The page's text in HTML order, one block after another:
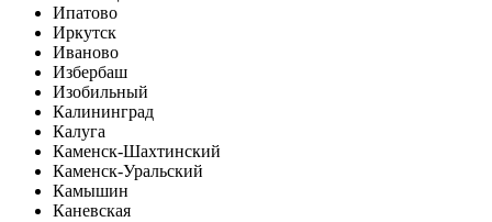
Ипатово
Иркутск
Иваново
Избербаш
Изобильный
Калининград
Калуга
Каменск-Шахтинский
Каменск-Уральский
Камышин
Каневская